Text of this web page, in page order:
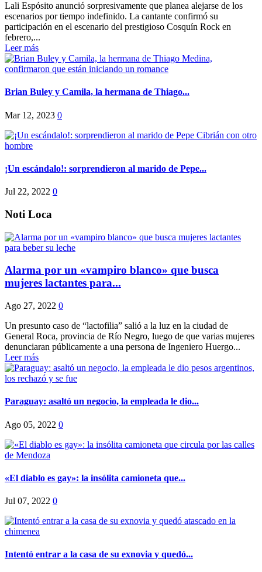
Lali Espósito anunció sorpresivamente que planea alejarse de los
escenarios por tiempo indefinido. La cantante confirmó su
participación en el escenario del prestigioso Cosquín Rock en
febrero,...
Leer más
Brian Buley y Camila, la hermana de Thiago...
Mar 12, 2023 0
¡Un escándalo!: sorprendieron al marido de Pepe...
Jul 22, 2022 0
Noti Loca
Alarma por un «vampiro blanco» que busca
mujeres lactantes para...
Ago 27, 2022 0
Un presunto caso de “lactofilia” salió a la luz en la ciudad de
General Roca, provincia de Río Negro, luego de que varias mujeres
denunciaran públicamente a una persona de Ingeniero Huergo...
Leer más
Paraguay: asaltó un negocio, la empleada le dio...
Ago 05, 2022 0
«El diablo es gay»: la insólita camioneta que...
Jul 07, 2022 0
Intentó entrar a la casa de su exnovia y quedó...